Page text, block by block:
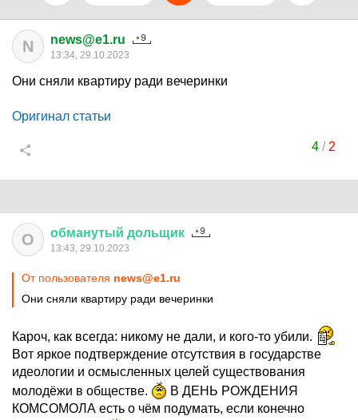
N news@e1.ru
13:34, 29.10.2023
Они сняли квартиру ради вечеринки
Оригинал статьи
4/ 2
О обманутый дольщик
13:43, 29.10.2023
От пользователя news@e1.ru
Они сняли квартиру ради вечеринки
Кароч, как всегда: никому не дали, и кого-то убили.
Вот яркое подтверждение отсутствия в государстве
идеологии и осмысленных целей существования
молодёжи в обществе.
В ДЕНЬ РОЖДЕНИЯ
КОМСОМОЛА есть о чём подумать, если конечно